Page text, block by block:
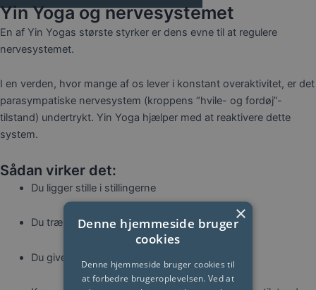
Yin Yoga og nervesystemet
En af Yin Yogas største styrker er dens evne til at regulere
nervesystemet.
I en verden, hvor mange af os lever i konstant overaktivitet, er det
parasympatiske nervesystem (kroppens “hvile- og fordøj”-
tilstand) undertrykt. Yin Yoga hjælper med at reaktivere dette
system.
Sådan virker det:
Du ligger stille i stillingerne
Du trækker vejret langsomt og roligt
Du giver kroppen signaler om, at den er tryg
×
Denne hjemmeside bruger
cookies
Denne hjemmeside bruger cookies til
at forbedre brugeroplevelsen. Ved at